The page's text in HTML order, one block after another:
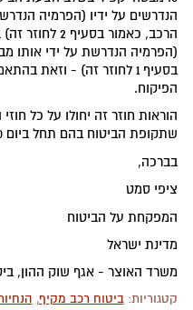
הנדרשים על ידיו (הפרמיה
הרכב, כאמור
(הפרמיה הנדרשת על ידי אותו
הפיקוח.
הוראות חוזר זה יחולו על כל
שתקופת הביטוח בהם תחל ביום 1.1.2000.
בברכה,
ציפי סמט
המפקחת על הביטוח
מדינת ישראל
משרד האוצר - אגף שוק ההון,
קטגוריות:ביטוח רכב מקיף,